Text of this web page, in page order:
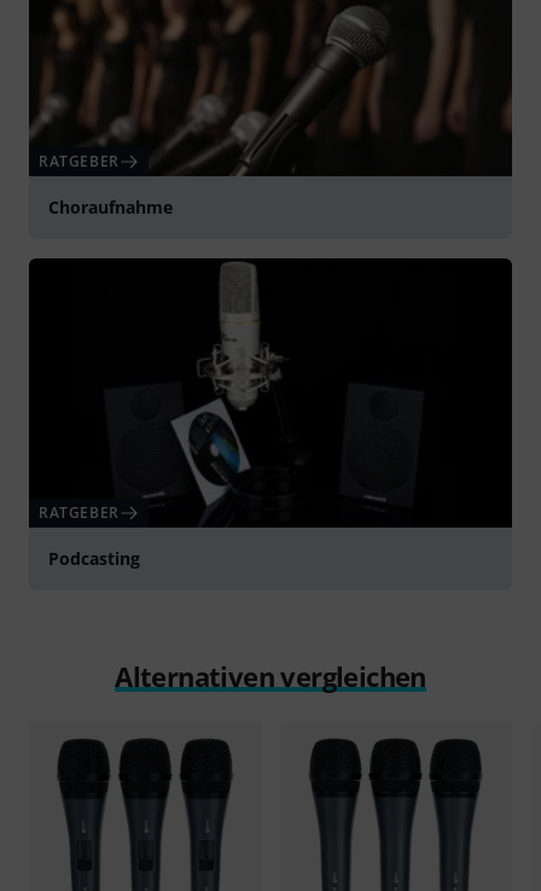
RATGEBER
Choraufnahme
RATGEBER
Podcasting
Alternativen vergleichen